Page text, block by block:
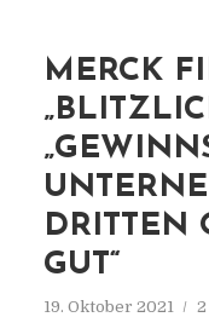
MERCK
DRITTEN
GUT“
19. Oktober 2021